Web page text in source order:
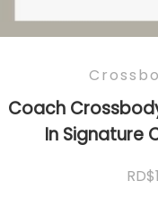
Coach
In Signature
RD$